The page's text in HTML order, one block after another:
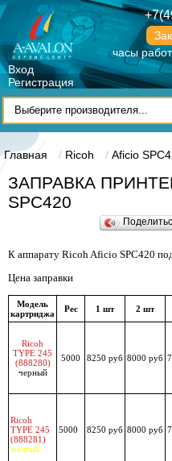
часы
Вход
Регистрация
Главная Ricoh Aficio
ЗАПРАВКА
SPC420
К аппарату Ricoh Aficio SPC420
Цена заправки
Модель
картриджа
Рес 1 шт 2 шт
Ricoh
TYPE 245
(888280)
черный
5000 8250 руб 8000 руб
Ricoh
TYPE 245
(888281)
желтый
5000 8250 руб 8000 руб